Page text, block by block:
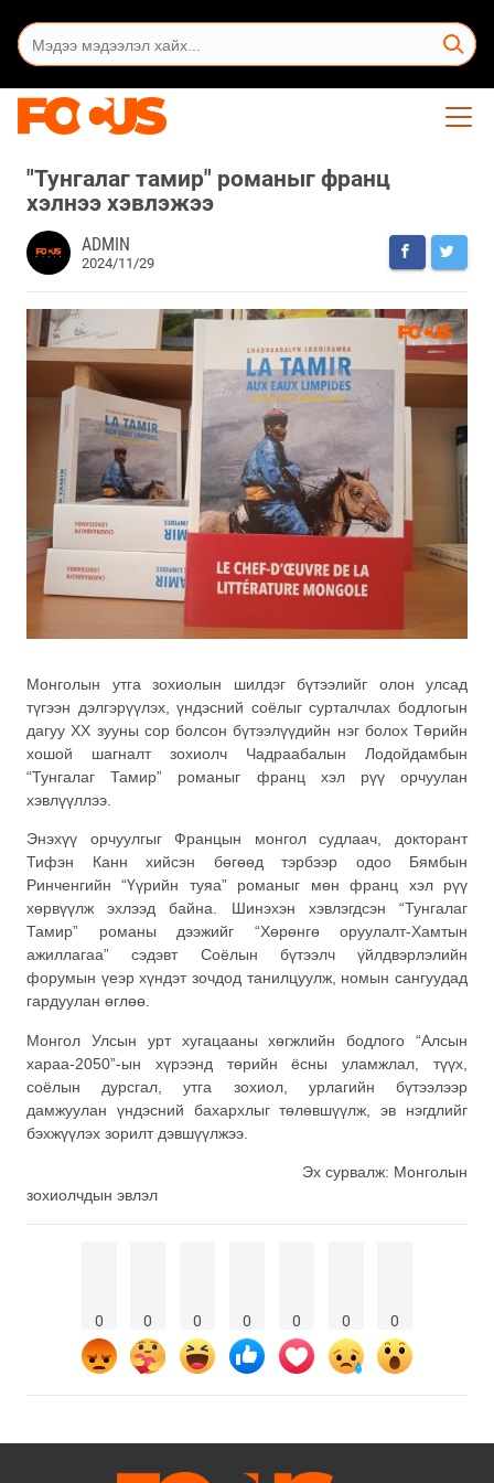
"Тунгалаг тамир" романыг франц
хэлнээ хэвлэжээ
ADMIN
2024/11/29
Монголын утга зохиолын шилдэг бүтээлийг олон улсад
түгээн дэлгэрүүлэх, үндэсний соёлыг сурталчлах бодлогын
дагуу ХХ зууны сор болсон бүтээлүүдийн нэг болох Төрийн
хошой шагналт зохиолч Чадраабалын Лодойдамбын
“Тунгалаг Тамир” романыг франц хэл рүү орчуулан
хэвлүүллээ.
Энэхүү орчуулгыг Францын монгол судлаач, докторант
Тифэн Канн хийсэн бөгөөд тэрбээр одоо Бямбын
Ринченгийн “Үүрийн туяа” романыг мөн франц хэл рүү
хөрвүүлж эхлээд байна. Шинэхэн хэвлэгдсэн “Тунгалаг
Тамир” романы дээжийг “Хөрөнгө оруулалт-Хамтын
ажиллагаа” сэдэвт Соёлын бүтээлч үйлдвэрлэлийн
форумын үеэр хүндэт зочдод танилцуулж, номын сангуудад
гардуулан өглөө.
Монгол Улсын урт хугацааны хөгжлийн бодлого “Алсын
хараа-2050”-ын хүрээнд төрийн ёсны уламжлал, түүх,
соёлын дурсгал, утга зохиол, урлагийн бүтээлээр
дамжуулан үндэсний бахархлыг төлөвшүүлж, эв нэгдлийг
бэхжүүлэх зорилт дэвшүүлжээ.
Эх сурвалж: Монголын
зохиолчдын эвлэл
0 0 0 0 0 0 0